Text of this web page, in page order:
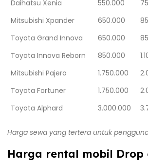
Daihatsu Xenia
550.000
Mitsubishi Xpander
650.000
Toyota Grand Innova
650.000
Toyota Innova Reborn
850.000
Mitsubishi Pajero
1.750.000
Toyota Fortuner
1.750.000
Toyota Alphard
3.000.000
Harga sewa yang tertera untuk
Harga rental mobil Drop